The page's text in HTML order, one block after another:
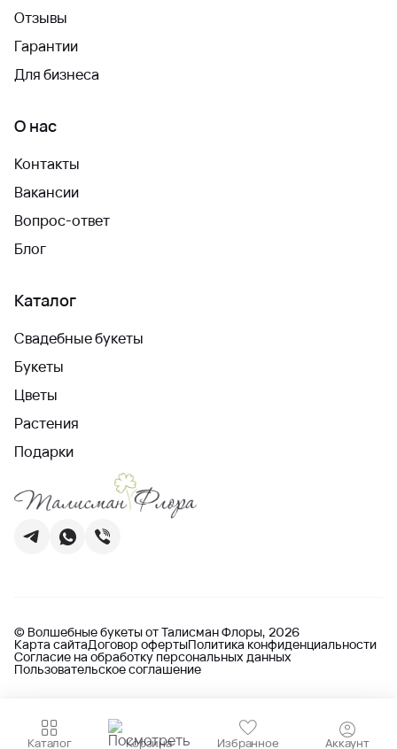
Каталог Корзина Избранное Аккаунт
Отзывы
Гарантии
Для бизнеса
О нас
Контакты
Вакансии
Вопрос-ответ
Блог
Каталог
Свадебные букеты
Букеты
Цветы
Растения
Подарки
© Волшебные букеты от Талисман Флоры, 2026
Карта сайтаДоговор офертыПолитика конфиденциальности
Согласие на обработку персональных данных
Пользовательское соглашение